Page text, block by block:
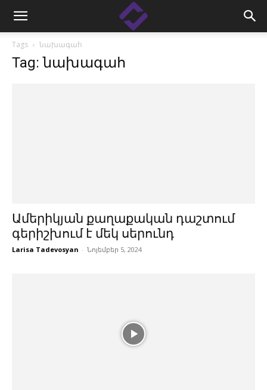
Tags նախագահ
Tag: նախագահ
Ամերիկյան քաղաքական դաշտում
գերիշխում է մեկ սերունդ
Larisa Tadevosyan - Նոյեմբեր 5, 2024